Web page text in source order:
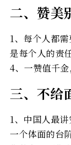
二、赞美
1、每个人都
是每个人的责
4、一赞值千
三、不给
1、中国人最
一个体面的台